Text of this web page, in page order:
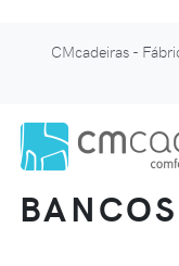
CMcadeiras -